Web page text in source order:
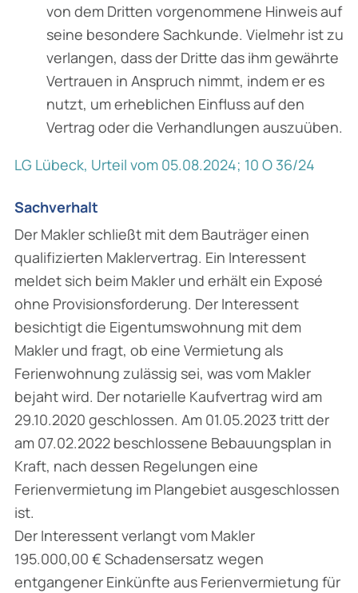
von dem Dritten vorgenommene Hinweis auf
seine besondere Sachkunde. Vielmehr ist zu
verlangen, dass der Dritte das ihm gewährte
Vertrauen in Anspruch nimmt, indem er es
nutzt, um erheblichen Einfluss auf den
Vertrag oder die Verhandlungen auszuüben.
LG Lübeck, Urteil vom 05.08.2024; 10 O 36/24
Sachverhalt
Der Makler schließt mit dem Bauträger einen
qualifizierten Maklervertrag. Ein Interessent
meldet sich beim Makler und erhält ein Exposé
ohne Provisionsforderung. Der Interessent
besichtigt die Eigentumswohnung mit dem
Makler und fragt, ob eine Vermietung als
Ferienwohnung zulässig sei, was vom Makler
bejaht wird. Der notarielle Kaufvertrag wird am
29.10.2020 geschlossen. Am 01.05.2023 tritt der
am 07.02.2022 beschlossene Bebauungsplan in
Kraft, nach dessen Regelungen eine
Ferienvermietung im Plangebiet ausgeschlossen
ist.
Der Interessent verlangt vom Makler
195.000,00 € Schadensersatz wegen
entgangener Einkünfte aus Ferienvermietung für